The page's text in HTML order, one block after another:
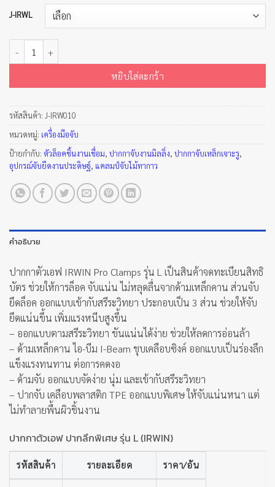
J-IRWL
หยิบใส่ตะกร้า
รหัสสินค้า: J-IRW010
หมวดหมู่: เครื่องมือจับ
ป้ายกำกับ: ตัวล็อคชิ้นงานเชื่อม, ปากกาจับงานมิลลิ่ง, ปากกาจับเหล็กเจาะรู,
อุปกรณ์จับยึดงานประดิษฐ์, แคลมป์จับไม้ทากาว
คำอธิบาย
ปากกาตัวเอฟ IRWIN Pro Clamps รุ่น L เป็นสินค้าจดทะเบียนสิทธิ
บัตร ช่วยให้การล็อค จับแน่น ไม่หลุดลื่นจากด้ามเหล็กคาน ส่วนจับ
ยึดล็อค ออกแบบเข้ากับสรีระวิทยา ประกอบเป็น 3 ส่วน ช่วยให้จับ
ยึดแน่นขึ้น เพิ่มแรงหนีบสูงขึ้น
– ออกแบบตามสรีระวิทยา ขันแน่นได้ง่าย ช่วยให้ลดการอ่อนล้า
– ด้ามเหล็กคาน ไอ-บีม I-Beam ชุบเคลือบซิงค์ ออกแบบเป็นร่องลึก
แข็งแรงทนทาน ต่อการคดงอ
– ด้ามจับ ออกแบบจัดง่าย นุ่ม และเข้ากับสรีระวิทยา
– ปากจับ เคลือบพลาสติก TPE ออกแบบพิเศษ ให้จับแน่นหนา แต่
ไม่ทำลายพื้นผิวชิ้นงาน
ปากกาตัวเอฟ ปากลึกพิเศษ รุ่น L (IRWIN)
รหัสสินค้า รายละเอียด ราคา/อัน